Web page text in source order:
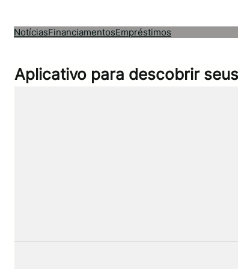
NotíciasFinanciamentosEmpréstimos
Aplicativo para descobrir